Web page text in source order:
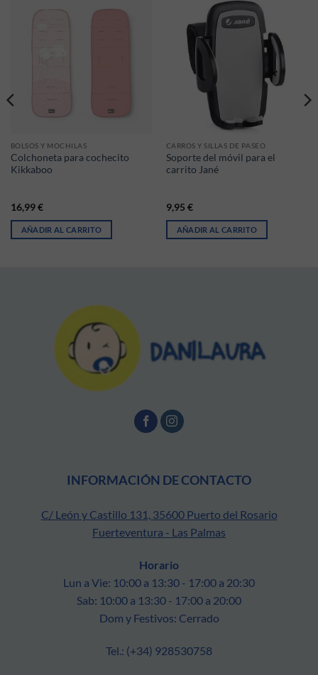
BOLSOS Y MOCHILAS
Colchoneta para cochecito
Kikkaboo
16,99€
AÑADIR AL CARRITO
CARROS Y SILLAS DE PASEO
Soporte del móvil para el
carrito Jané
9,95 €
AÑADIR AL CARRITO
INFORMACIÓN DE CONTACTO
C/ León y Castillo 131, 35600 Puerto del Rosario
Fuerteventura - Las Palmas
Horario
Lun a Vie: 10:00 a 13:30 - 17:00 a 20:30
Sab: 10:00 a 13:30 - 17:00 a 20:00
Dom y Festivos: Cerrado
Tel.: (+34) 928530758